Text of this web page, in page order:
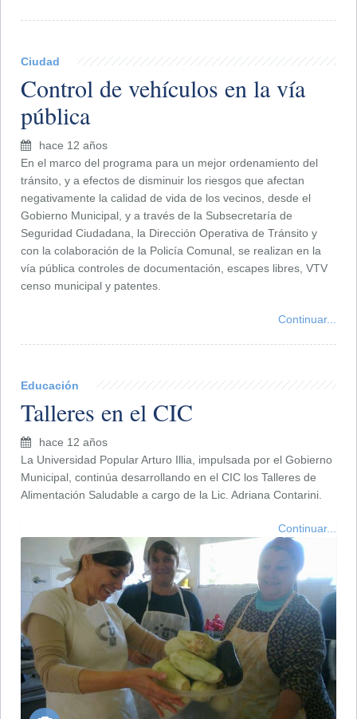
Ciudad
Control de vehículos en la vía
pública
hace 12 años
En el marco del programa para un mejor ordenamiento del
tránsito, y a efectos de disminuir los riesgos que afectan
negativamente la calidad de vida de los vecinos, desde el
Gobierno Municipal, y a través de la Subsecretaría de
Seguridad Ciudadana, la Dirección Operativa de Tránsito y
con la colaboración de la Policía Comunal, se realizan en la
vía pública controles de documentación, escapes libres, VTV
censo municipal y patentes.
Continuar...
Educación
Talleres en el CIC
hace 12 años
La Universidad Popular Arturo Illia, impulsada por el Gobierno
Municipal, continúa desarrollando en el CIC los Talleres de
Alimentación Saludable a cargo de la Lic. Adriana Contarini.
Continuar...